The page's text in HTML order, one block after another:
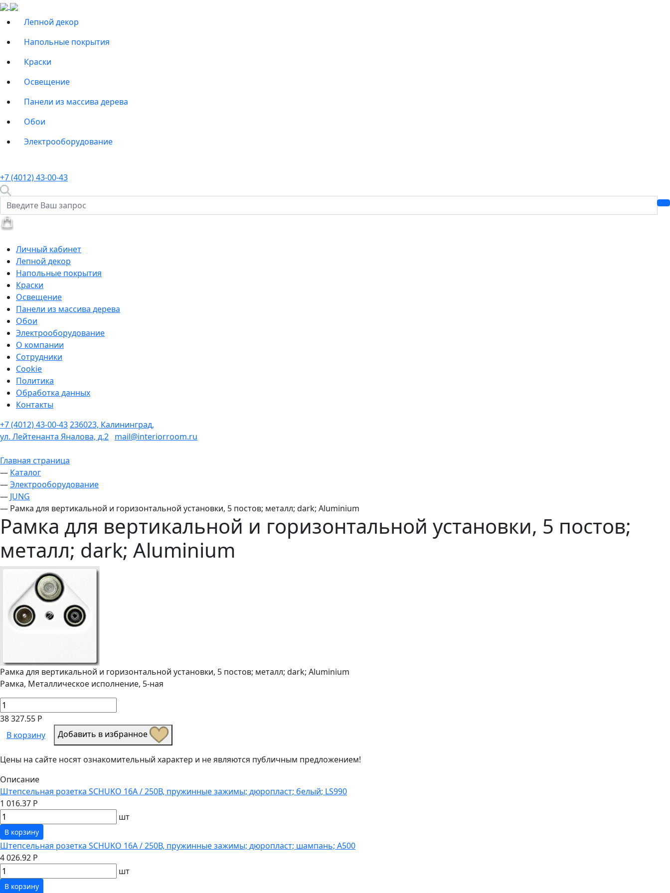
Лепной декор
Напольные покрытия
Краски
Освещение
Панели из массива дерева
Обои
Электрооборудование
+7 (4012) 43-00-43
Личный кабинет
Лепной декор
Напольные покрытия
Краски
Освещение
Панели из массива дерева
Обои
Электрооборудование
О компании
Сотрудники
Cookie
Политика
Обработка данных
Контакты
+7 (4012) 43-00-43236023, Калининград,
ул. Лейтенанта Яналова, д.2 mail@interiorroom.ru
Главная страница
— Каталог
—Электрооборудование
— JUNG
— Рамка для вертикальной и горизонтальной установки, 5 постов; металл; dark; Aluminium
Рамка для вертикальной и горизонтальной установки, 5 постов;
металл; dark; Aluminium
Рамка для вертикальной и горизонтальной установки, 5 постов; металл; dark; Aluminium
Рамка, Металлическое исполнение, 5-ная
38 327.55 Р
В корзину
Добавить в избранное
Цены на сайте носят ознакомительный характер и не являются публичным предложением!
Описание
Штепсельная розетка SCHUKO 16А / 250В, пружинные зажимы; дюропласт; белый; LS990
1 016.37 Р
шт
В корзину
Штепсельная розетка SCHUKO 16А / 250В, пружинные зажимы; дюропласт; шампань; A500
4 026.92 Р
шт
В корзину